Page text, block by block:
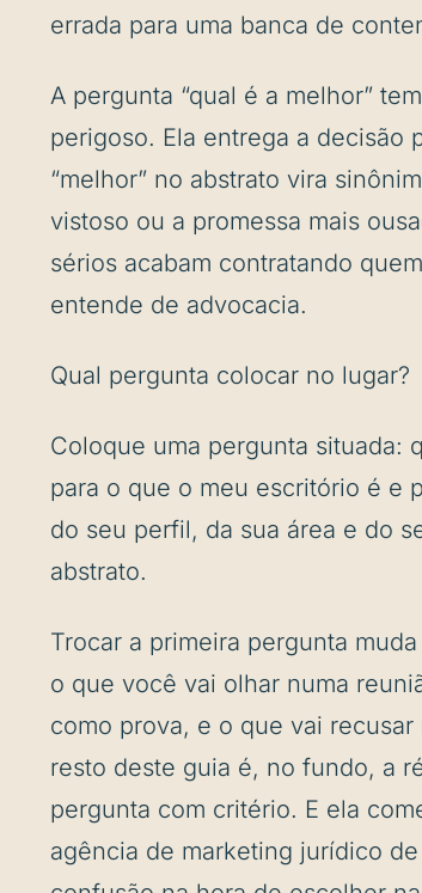
errada para uma banca de
A pergunta “qual é a melhor”
perigoso. Ela entrega a decisão
“melhor” no abstrato vira
vistoso ou a promessa mais
sérios acabam contratando
entende de advocacia.
Qual pergunta colocar no lugar?
Coloque uma pergunta situada:
para o que o meu escritório é e
do seu perfil, da sua área e do
abstrato.
Trocar a primeira pergunta
o que você vai olhar numa
como prova, e o que vai
resto deste guia é, no fundo, a
pergunta com critério. E ela
agência de marketing jurídico